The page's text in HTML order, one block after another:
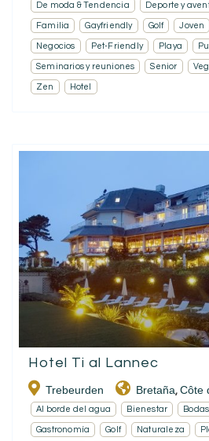
De moda & Tendencia Deporte y
Familia Gayfriendly Golf Joven
Negocios Pet-Friendly Playa
Seminarios y reuniones Senior
Zen Hotel
Hotel Ti al Lannec
Trebeurden Bretaña, Côte
Al borde del agua Bienestar Bodas
Gastronomía Golf Naturaleza